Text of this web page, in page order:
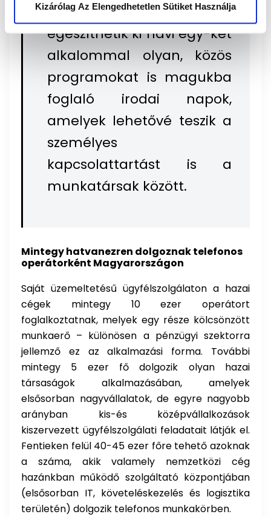
Kizárólag Az Elengedhetetlen Sütiket Használja
a távmunkát végzőkkel. Ezt
egészíthetik ki havi egy-két
alkalommal olyan, közös
programokat is magukba
foglaló irodai napok,
amelyek lehetővé teszik a
személyes
kapcsolattartást is a
munkatársak között.
Mintegy hatvanezren dolgoznak telefonos
operátorként Magyarországon
Saját üzemeltetésű ügyfélszolgálaton a hazai
cégek mintegy 10 ezer operátort
foglalkoztatnak, melyek egy része kölcsönzött
munkaerő – különösen a pénzügyi szektorra
jellemző ez az alkalmazási forma. További
mintegy 5 ezer fő dolgozik olyan hazai
társaságok alkalmazásában, amelyek
elsősorban nagyvállalatok, de egyre nagyobb
arányban kis-és középvállalkozások
kiszervezett ügyfélszolgálati feladatait látják el.
Fentieken felül 40-45 ezer főre tehető azoknak
a száma, akik valamely nemzetközi cég
hazánkban működő szolgáltató központjában
(elsősorban IT, követeléskezelés és logisztika
területén) dolgozik telefonos munkakörben.